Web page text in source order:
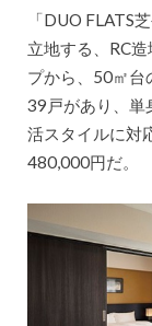
「DUO FLATS
立地する、RC
プから、50㎡台
39戸があり、単
活スタイルに対
480,000円だ。